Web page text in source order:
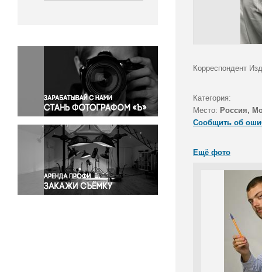
Окружающая среда
Политика
Правосудие
Происшествия и конфликты
Религия
Светская жизнь
Спорт
Экология
Экономика и бизнес
Корреспондент
Категория:
Место: Россия,
Сообщить об
Ещё фото